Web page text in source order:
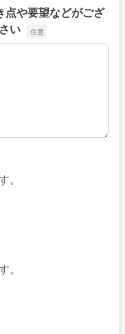
点や要望などがござ
い
や要望などがござい